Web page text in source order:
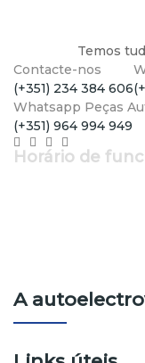
Temos
Contacte-nos
(+351) 234 384 606
Whatsapp Peças
(+351) 964 994 949
Horário de
A